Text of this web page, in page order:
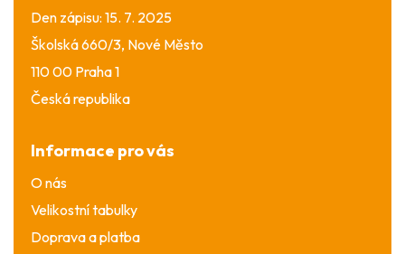
Den zápisu: 15. 7. 2025
Školská 660/3, Nové Město
110 00 Praha 1
Česká republika
Informace pro vás
O nás
Velikostní tabulky
Doprava a platba